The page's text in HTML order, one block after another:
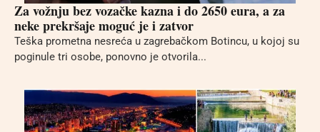
Za vožnju bez vozačke kazna i do 2650 eura, a za
neke prekršaje moguć je i zatvor
Teška prometna nesreća u zagrebačkom Botincu, u kojoj su
poginule tri osobe, ponovno je otvorila...